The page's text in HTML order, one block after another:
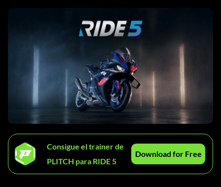
Consigue el trainer de
PLITCH para RIDE 5
Download for Free